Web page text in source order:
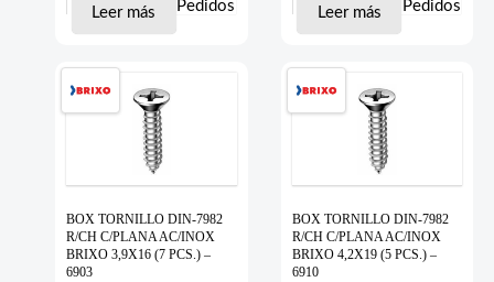
Leer más
Pedidos
Leer más
Pedidos
BOX TORNILLO DIN-7982
R/CH C/PLANA AC/INOX
BRIXO 3,9X16 (7 PCS.) –
6903
BOX TORNILLO DIN-7982
R/CH C/PLANA AC/INOX
BRIXO 4,2X19 (5 PCS.) –
6910